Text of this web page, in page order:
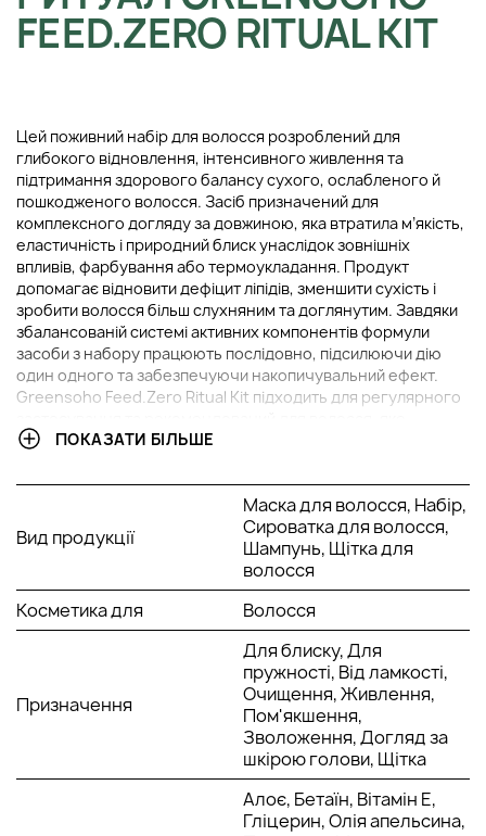
FEED.ZERO RITUAL KIT
Цей поживний набір для волосся розроблений для
глибокого відновлення, інтенсивного живлення та
підтримання здорового балансу сухого, ослабленого й
пошкодженого волосся. Засіб призначений для
комплексного догляду за довжиною, яка втратила м’якість,
еластичність і природний блиск унаслідок зовнішніх
впливів, фарбування або термоукладання. Продукт
допомагає відновити дефіцит ліпідів, зменшити сухість і
зробити волосся більш слухняним та доглянутим. Завдяки
збалансованій системі активних компонентів формули
засоби з набору працюють послідовно, підсилюючи дію
один одного та забезпечуючи накопичувальний ефект.
Greensoho Feed.Zero Ritual Kit підходить для регулярного
потребує глибокого живлення й відновлення.
В НАБІР ВХОДИТЬ:
Шампунь для волосся – Greensoho Feed.Zero, 250 мл
Сироватка для волосся – Greensoho Feed.Zero, 50 мл
Незмивна поживна маска для волосся – Greensoho
Feed.Zero, 250 мл
Масажна продувна щітка – Greensoho, 1 шт.
ОСНОВНІ ІНГРЕДІЄНТИ ТА ЇХ ПЕРЕВАГИ
поживний компонент із високим вмістом
жирних кислот і вітамінів. Він допомагає відновити
ліпідний баланс і пом’якшити структуру волосся.
регулярного використання покращує еластичність і
зовнішній вигляд волосся.
ПОКАЗАТИ БІЛЬШЕ
Вид продукції
Маска для волосся, Набір,
Сироватка для волосся,
Шампунь, Щітка для
волосся
Косметика для
Волосся
Призначення
Для блиску, Для
пружності, Від ламкості,
Очищення, Живлення,
Пом'якшення,
Зволоження, Догляд за
шкірою голови, Щітка
Алоє, Бетаїн, Вітамін Е,
Гліцерин, Олія апельсина,